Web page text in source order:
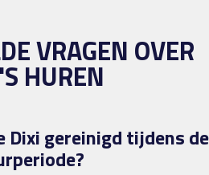
VRAGEN OVER
HUREN
Dixi gereinigd tijdens de